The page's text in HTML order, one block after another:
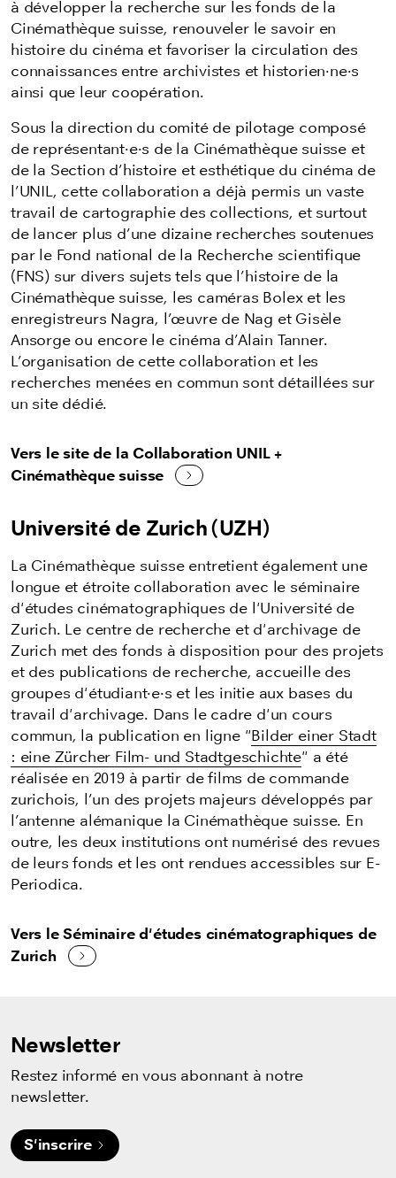
à développer la recherche sur les fonds de la
Cinémathèque suisse, renouveler le savoir en
histoire du cinéma et favoriser la circulation des
connaissances entre archivistes et historien·ne·s
ainsi que leur coopération.
Sous la direction du comité de pilotage composé
de représentant·e·s de la Cinémathèque suisse et
de la Section d’histoire et esthétique du cinéma de
l’UNIL, cette collaboration a déjà permis un vaste
travail de cartographie des collections, et surtout
de lancer plus d’une dizaine recherches soutenues
par le Fond national de la Recherche scientifique
(FNS) sur divers sujets tels que l’histoire de la
Cinémathèque suisse, les caméras Bolex et les
enregistreurs Nagra, l’œuvre de Nag et Gisèle
Ansorge ou encore le cinéma d’Alain Tanner.
L’organisation de cette collaboration et les
recherches menées en commun sont détaillées sur
un site dédié.
Vers le site de la Collaboration UNIL +
Cinémathèque suisse
Université de Zurich (UZH)
La Cinémathèque suisse entretient également une
longue et étroite collaboration avec le séminaire
d'études cinématographiques de l'Université de
Zurich. Le centre de recherche et d'archivage de
Zurich met des fonds à disposition pour des projets
et des publications de recherche, accueille des
groupes d'étudiant·e·s et les initie aux bases du
travail d'archivage. Dans le cadre d'un cours
commun, la publication en ligne "Bilder einer Stadt
: eine Zürcher Film- und Stadtgeschichte" a été
réalisée en 2019 à partir de films de commande
zurichois, l’un des projets majeurs développés par
l’antenne alémanique la Cinémathèque suisse. En
outre, les deux institutions ont numérisé des revues
de leurs fonds et les ont rendues accessibles sur E-
Periodica.
Vers le Séminaire d'études cinématographiques de
Zurich
Newsletter
Restez informé en vous abonnant à notre
newsletter.
S'inscrire